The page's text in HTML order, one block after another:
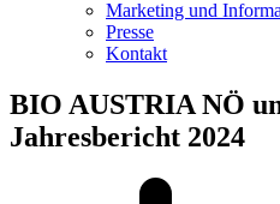
Marketing und
Presse
Kontakt
BIO AUSTRIANÖ
Jahresbericht 2024